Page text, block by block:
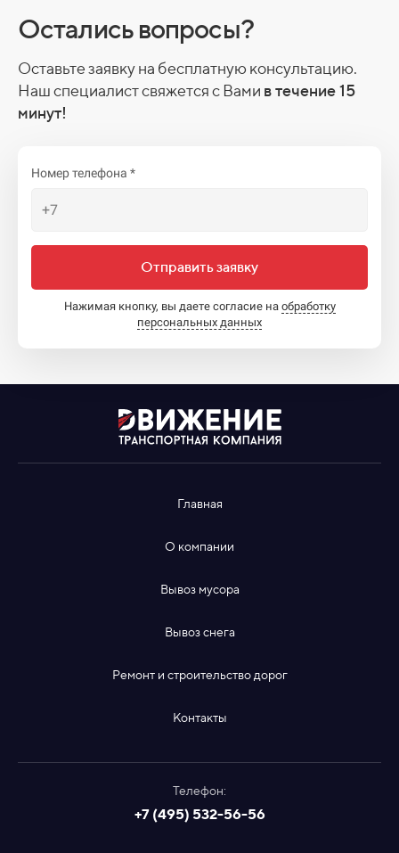
Остались вопросы?
Оставьте заявку на бесплатную консультацию.
Наш специалист свяжется с Вами в течение 15
минут!
Номер телефона *
Отправить заявку
Нажимая кнопку, вы даете согласие на обработку
персональных данных
Главная
О компании
Вывоз мусора
Вывоз снега
Ремонт и строительство дорог
Контакты
Телефон:
+7 (495) 532-56-56